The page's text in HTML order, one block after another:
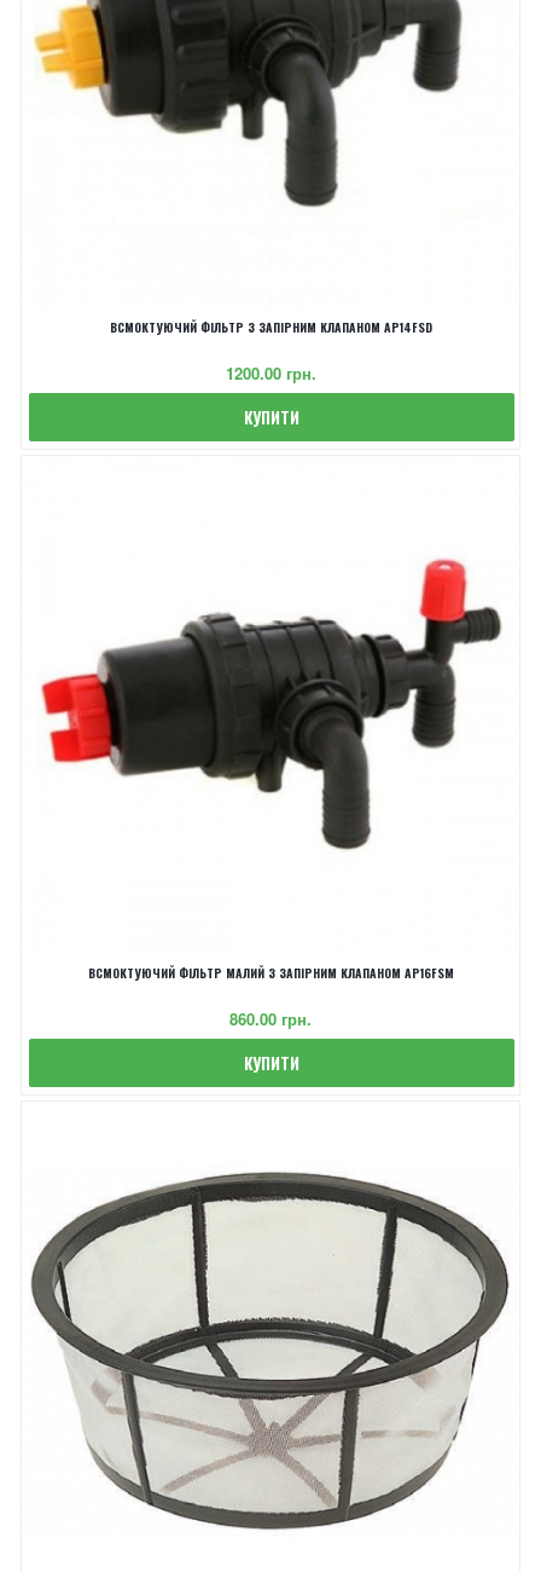
ВСМОКТУЮЧИЙ ФІЛЬТР З ЗАПІРНИМ КЛАПАНОМ AP14FSD
‎1200.00 грн.
КУПИТИ
ВСМОКТУЮЧИЙ ФІЛЬТР МАЛИЙ З ЗАПІРНИМ КЛАПАНОМ AP16FSM
‎860.00 грн.
КУПИТИ